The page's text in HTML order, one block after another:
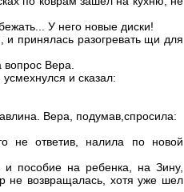
У него новые диски!
и принялась разогревать щи для
Вера.
и сказал:
Вера, подумав,спросила:
не ответив, налила по новой
пособие на ребенка, на Зину,
не возвращалась, хотя уже шел